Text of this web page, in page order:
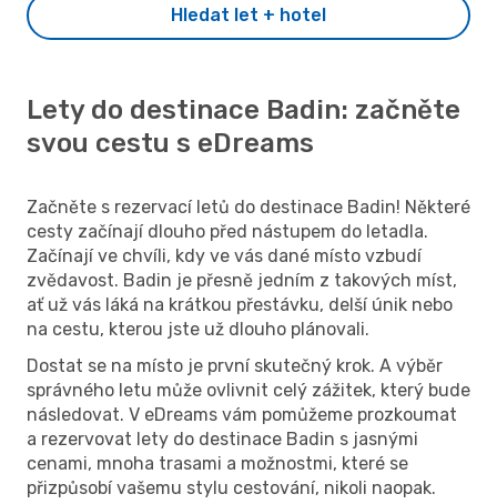
Hledat let + hotel
Lety do destinace Badin: začněte
svou cestu s eDreams
Začněte s rezervací letů do destinace Badin! Některé
cesty začínají dlouho před nástupem do letadla.
Začínají ve chvíli, kdy ve vás dané místo vzbudí
zvědavost. Badin je přesně jedním z takových míst,
ať už vás láká na krátkou přestávku, delší únik nebo
na cestu, kterou jste už dlouho plánovali.
Dostat se na místo je první skutečný krok. A výběr
správného letu může ovlivnit celý zážitek, který bude
následovat. V eDreams vám pomůžeme prozkoumat
a rezervovat lety do destinace Badin s jasnými
cenami, mnoha trasami a možnostmi, které se
přizpůsobí vašemu stylu cestování, nikoli naopak.